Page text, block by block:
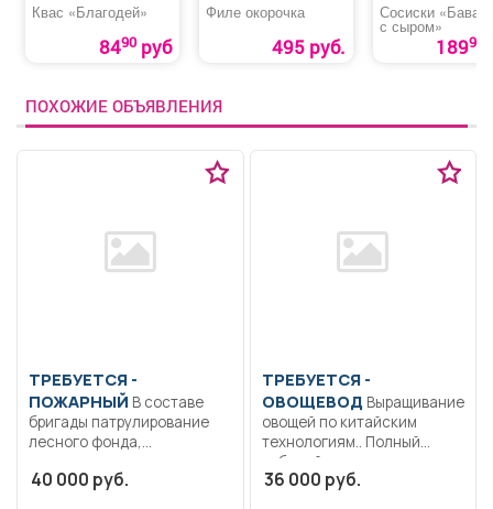
Квас «Благодей»
8490руб
Филе окорочка
495 руб.
Сосиски
с сыром»
18990
ПОХОЖИЕ ОБЪЯВЛЕНИЯ
ТРЕБУЕТСЯ -
ПОЖАРНЫЙ
бригады патрулирование
лесного фонда,
в...
40 000 руб.
ТРЕБУЕТСЯ -
ОВОЩЕВОДВыращивание
овощей по китайским
технологиям.. Полный
рабочий день..
36 000 руб.